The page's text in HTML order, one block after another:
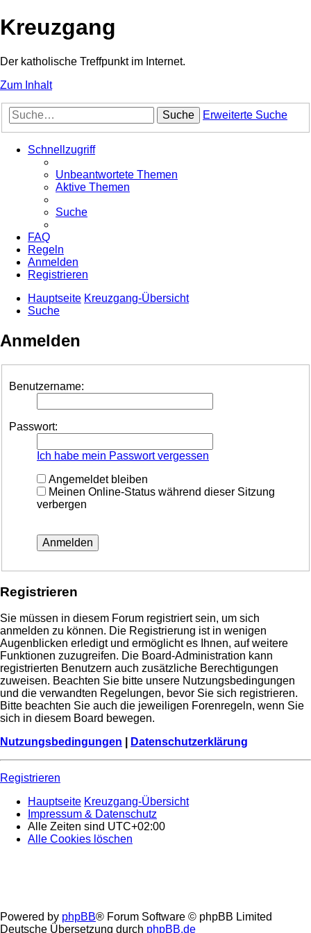
Kreuzgang
Der katholische Treffpunkt im Internet.
Zum Inhalt
Suche Erweiterte Suche
Schnellzugriff
Unbeantwortete Themen
Aktive Themen
Suche
FAQ
Regeln
Anmelden
Registrieren
Hauptseite Kreuzgang-Übersicht
Suche
Anmelden
Benutzername:
Passwort:
Ich habe mein Passwort vergessen
Angemeldet bleiben
Meinen Online-Status während dieser Sitzung
verbergen
Registrieren
Sie müssen in diesem Forum registriert sein, um sich
anmelden zu können. Die Registrierung ist in wenigen
Augenblicken erledigt und ermöglicht es Ihnen, auf weitere
Funktionen zuzugreifen. Die Board-Administration kann
registrierten Benutzern auch zusätzliche Berechtigungen
zuweisen. Beachten Sie bitte unsere Nutzungsbedingungen
und die verwandten Regelungen, bevor Sie sich registrieren.
Bitte beachten Sie auch die jeweiligen Forenregeln, wenn Sie
sich in diesem Board bewegen.
Nutzungsbedingungen
Datenschutzerklärung
Registrieren
Hauptseite Kreuzgang-Übersicht
Impressum & Datenschutz
Alle Zeiten sind UTC+02:00
Alle Cookies löschen
Powered by phpBB® Forum Software © phpBB Limited
Deutsche Übersetzung durch phpBB.de